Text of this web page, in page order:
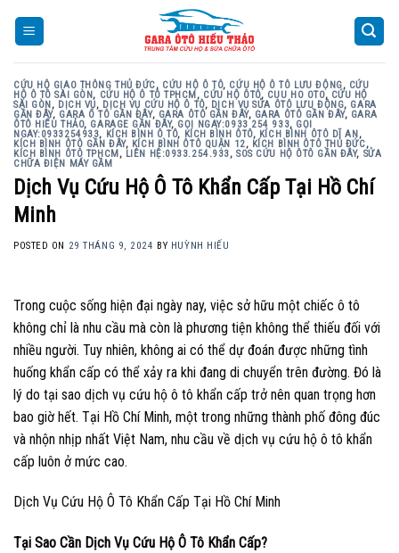
CỨU HỘ GIAO THÔNG THỦ ĐỨC, CỨU HỘ Ô TÔ, CỨU HỘ Ô TÔ LƯU ĐỘNG, CỨU
HỘ Ô TÔ SÀI GÒN, CỨU HỘ Ô TÔ TPHCM, CỨU HỘ ÔTÔ, CUU HO OTO, CỨU HỘ
SÀI GÒN, DỊCH VỤ, DỊCH VỤ CỨU HỘ Ô TÔ, DỊCH VỤ SỬA ÔTÔ LƯU ĐỘNG, GARA
GẦN ĐÂY, GARA Ô TÔ GẦN ĐÂY, GARA ÔTÔ GẦN ĐÂY, GARA ÔTÔ GẦN ĐÂY, GARA
ÔTÔ HIẾU THẢO, GARAGE GẦN ĐÂY, GỌI NGAY:0933 254 933, GỌI
NGAY:0933254933, KÍCH BÌNH Ô TÔ, KÍCH BÌNH ÔTÔ, KÍCH BÌNH ÔTÔ DĨ AN,
KÍCH BÌNH ÔTÔ GẦN ĐÂY, KÍCH BÌNH ÔTÔ QUẬN 12, KÍCH BÌNH ÔTÔ THỦ ĐỨC,
KÍCH BÌNH ÔTÔ TPHCM, LIÊN HỆ:0933.254.933,SOS CỨU HỘ ÔTÔ GẦN ĐÂY, SỬA
CHỮA ĐIỆN MÁY GẦM
Dịch Vụ Cứu Hộ Ô Tô Khẩn Cấp Tại Hồ Chí
Minh
POSTED ON 29 THÁNG 9, 2024 BY HUỲNH HIẾU
Trong cuộc sống hiện đại ngày nay, việc sở hữu một chiếc ô tô
không chỉ là nhu cầu mà còn là phương tiện không thể thiếu đối với
nhiều người. Tuy nhiên, không ai có thể dự đoán được những tình
huống khẩn cấp có thể xảy ra khi đang di chuyển trên đường. Đó là
lý do tại sao dịch vụ cứu hộ ô tô khẩn cấp trở nên quan trọng hơn
bao giờ hết. Tại Hồ Chí Minh, một trong những thành phố đông đúc
và nhộn nhịp nhất Việt Nam, nhu cầu về dịch vụ cứu hộ ô tô khẩn
cấp luôn ở mức cao.
Dịch Vụ Cứu Hộ Ô Tô Khẩn Cấp Tại Hồ Chí Minh
Tại Sao Cần Dịch Vụ Cứu Hộ Ô Tô Khẩn Cấp?